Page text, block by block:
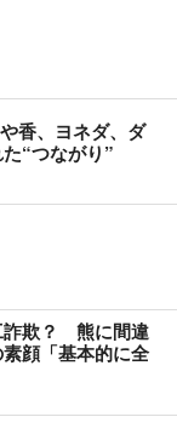
香、ヨネダ、ダ
“つながり”
詐欺？ 熊に間違
顔「基本的に全